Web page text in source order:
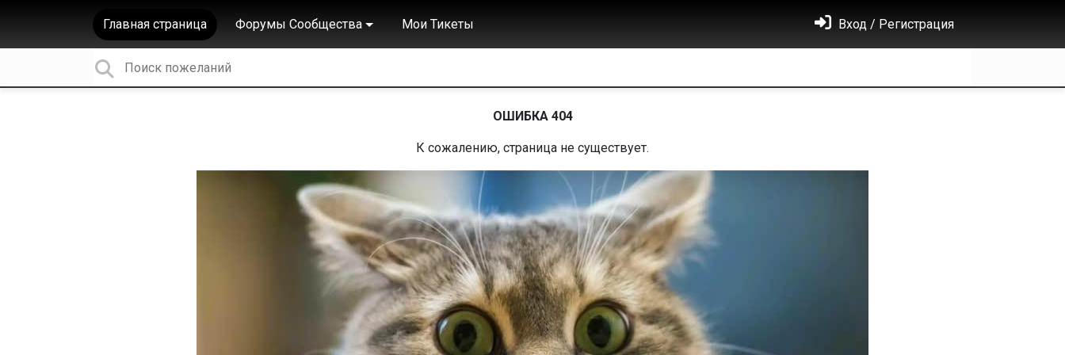
Главная страница Форумы Сообщества Мои Тикеты Вход / Регистрация
ОШИБКА 404
К сожалению, страница не существует.